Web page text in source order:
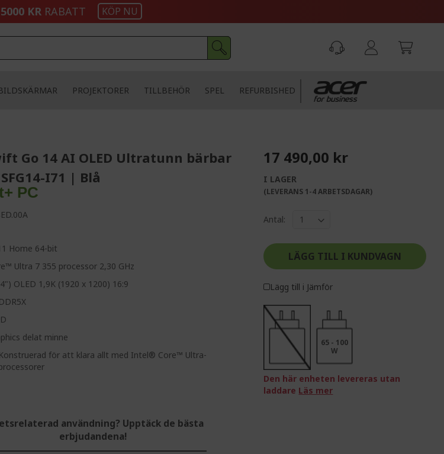
5000 KR RABATT KÖP NU
PROJEKTORER TILLBEHÖR SPEL REFURBISHED
Go 14 AI OLED Ultratunn bärbar
I71 | Blå
PC
Home 64-bit
Ultra 7 355 processor 2,30 GHz
OLED 1,9K (1920 x 1200) 16:9
delat minne
Konstruerad för att klara allt med Intel® Core™ Ultra-
användning? Upptäck de bästa
erbjudandena!
17 490,00 kr
I LAGER
(LEVERANS 1-4 ARBETSDAGAR)
Antal:
LÄGG TILL I KUNDVAGN
Lägg till i Jämför
65 - 100
W
Den här enheten levereras utan
laddare Läs mer